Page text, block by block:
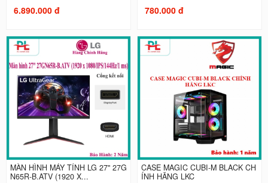
6.890.000 đ 780.000 đ
MÀN HÌNH MÁY TÍNH LG 27" 27G
N65R-B.ATV (1920 X...
CASE MAGIC CUBI-M BLACK CH
ÍNH HÃNG LKC